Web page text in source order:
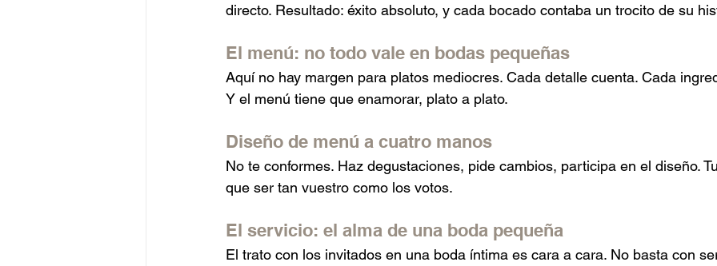
directo. Resultado: éxito absoluto, y cada bocado contaba un trocito de su
El menú: no todo vale en bodas pequeñas
Aquí no hay margen para platos mediocres. Cada detalle cuenta. Cada
Y el menú tiene que enamorar, plato a plato.
Diseño de menú a cuatro manos
No te conformes. Haz degustaciones, pide cambios, participa en el diseño.
que ser tan vuestro como los votos.
El servicio: el alma de una boda pequeña
El trato con los invitados en una boda íntima es cara a cara. No basta con